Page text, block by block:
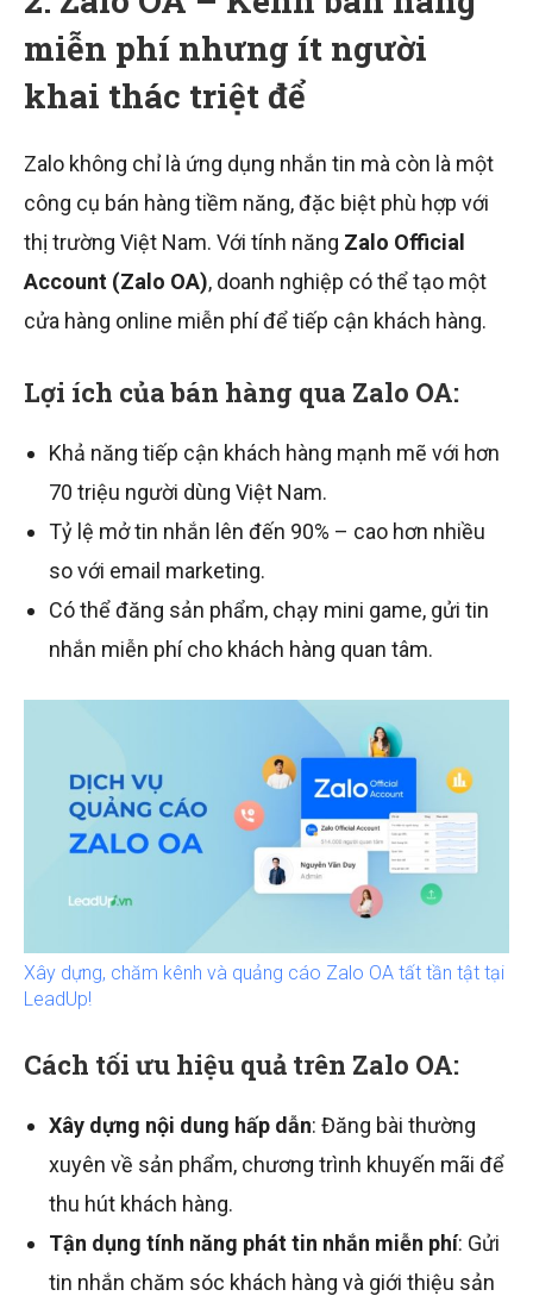
miễn phí nhưng ít người
khai thác triệt để
Zalo không chỉ là ứng dụng nhắn tin mà còn là một
công cụ bán hàng tiềm năng, đặc biệt phù hợp với
thị trường Việt Nam. Với tính năng Zalo Official
Account (Zalo OA), doanh nghiệp có thể tạo một
cửa hàng online miễn phí để tiếp cận khách hàng.
Lợi ích của bán hàng qua Zalo OA:
Khả năng tiếp cận khách hàng mạnh mẽ với hơn
70 triệu người dùng Việt Nam.
Tỷ lệ mở tin nhắn lên đến 90% – cao hơn nhiều
so với email marketing.
Có thể đăng sản phẩm, chạy mini game, gửi tin
nhắn miễn phí cho khách hàng quan tâm.
Xây dựng, chăm kênh và quảng cáo Zalo OA tất tần tật tại
LeadUp!
Cách tối ưu hiệu quả trên Zalo OA:
Xây dựng nội dung hấp dẫn: Đăng bài thường
xuyên về sản phẩm, chương trình khuyến mãi để
thu hút khách hàng.
Tận dụng tính năng phát tin nhắn miễn phí: Gửi
tin nhắn chăm sóc khách hàng và giới thiệu sản